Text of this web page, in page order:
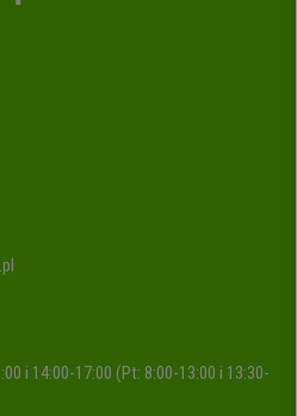
i 14:00-17:00 (Pt: 8:00-13:00 i 13:30-